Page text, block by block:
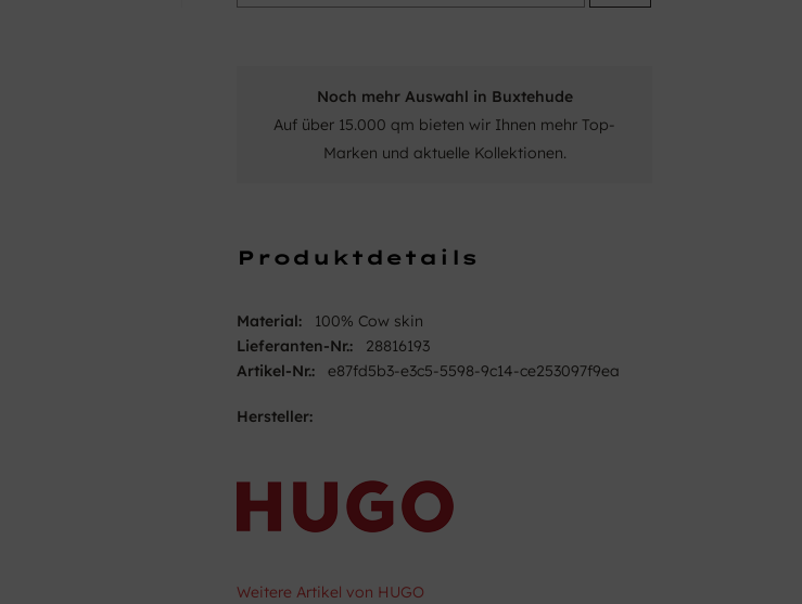
Noch mehr Auswahl in Buxtehude
Auf über 15.000 qm bieten wir Ihnen mehr Top-
Marken und aktuelle Kollektionen.
Produktdetails
Material:
100% Cow skin
Lieferanten-Nr.:
28816193
Artikel-Nr.:
e87fd5b3-e3c5-5598-9c14-ce253097f9ea
Hersteller:
Weitere Artikel von HUGO